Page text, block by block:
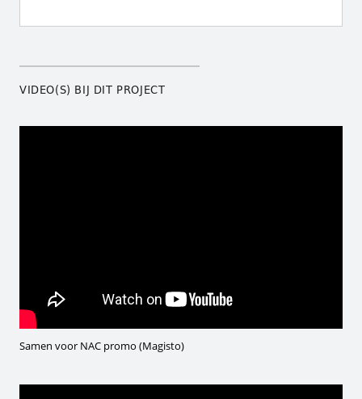
VIDEO(S) BIJ DIT PROJECT
Samen voor NAC promo (Magisto)